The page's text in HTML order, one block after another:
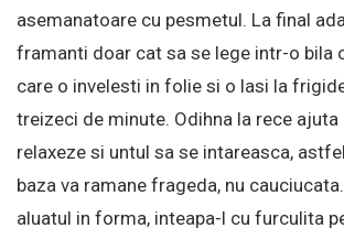
asemanatoare cu pesmetul. La final
framanti doar cat sa se lege intr-o bila
care o invelesti in folie si o lasi la
treizeci de minute. Odihna la rece
relaxeze si untul sa se intareasca,
baza va ramane frageda, nu
aluatul in forma, inteapa-l cu furculita